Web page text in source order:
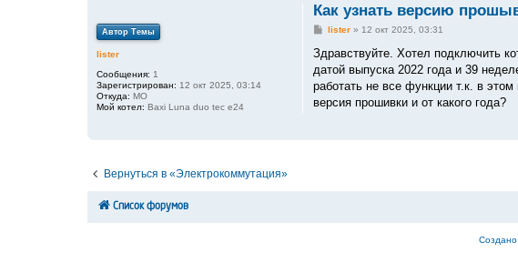
Автор Темы
lister
Сообщения: 1
Зарегистрирован: 12 окт 2025, 03:14
Откуда: МО
Мой котел: Baxi Luna duo tec e24
Как узнать версию
С
о
б
щ
е
и
lister» 12 окт 2025, 03:31
Здравствуйте. Хотел подключить
датой выпуска 2022 года и 39
работать не все функции т.к. в
версия прошивки и от какого года?
Вернуться в «Электрокоммутация»
Список форумов
Создано